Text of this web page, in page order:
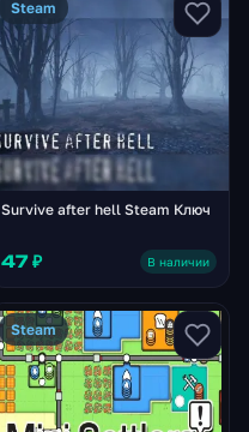
Steam
Survive after hell Steam Ключ
47 ₽ В наличии
Steam